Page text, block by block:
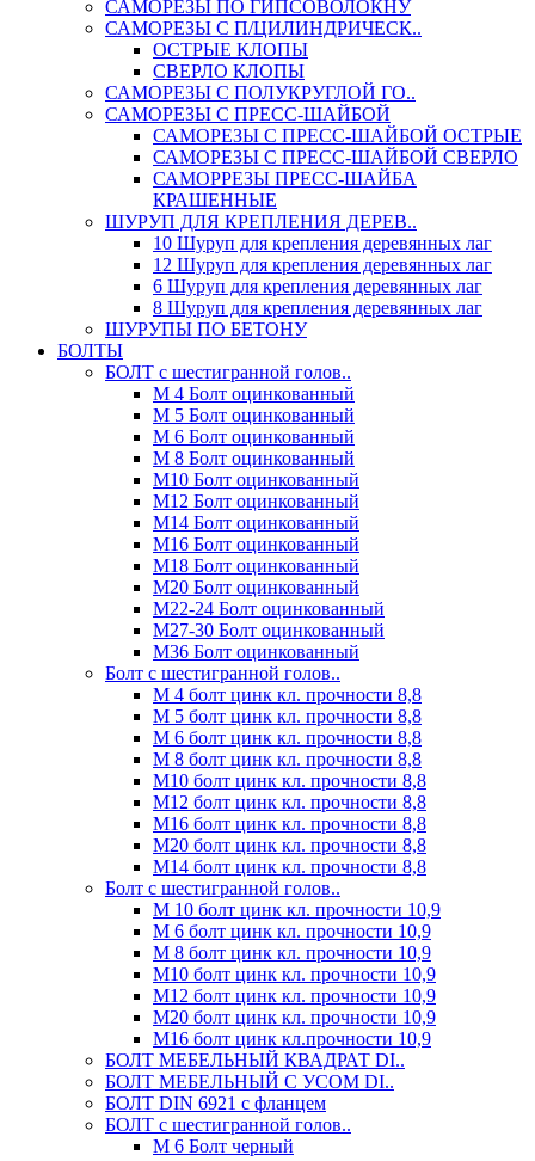
САМОРЕЗЫ ПО ГИПСОВОЛОКНУ
САМОРЕЗЫ С П/ЦИЛИНДРИЧЕСК..
ОСТРЫЕ КЛОПЫ
СВЕРЛО КЛОПЫ
САМОРЕЗЫ С ПОЛУКРУГЛОЙ ГО..
САМОРЕЗЫ С ПРЕСС-ШАЙБОЙ
САМОРЕЗЫ С ПРЕСС-ШАЙБОЙ ОСТРЫЕ
САМОРЕЗЫ С ПРЕСС-ШАЙБОЙ СВЕРЛО
САМОРРЕЗЫ ПРЕСС-ШАЙБА
КРАШЕННЫЕ
ШУРУП ДЛЯ КРЕПЛЕНИЯ ДЕРЕВ..
10 Шуруп для крепления деревянных лаг
12 Шуруп для крепления деревянных лаг
6 Шуруп для крепления деревянных лаг
8 Шуруп для крепления деревянных лаг
ШУРУПЫ ПО БЕТОНУ
БОЛТЫ
БОЛТ с шестигранной голов..
М 4 Болт оцинкованный
М 5 Болт оцинкованный
М 6 Болт оцинкованный
М 8 Болт оцинкованный
М10 Болт оцинкованный
М12 Болт оцинкованный
М14 Болт оцинкованный
М16 Болт оцинкованный
М18 Болт оцинкованный
М20 Болт оцинкованный
М22-24 Болт оцинкованный
М27-30 Болт оцинкованный
М36 Болт оцинкованный
Болт с шестигранной голов..
М 4 болт цинк кл. прочности 8,8
М 5 болт цинк кл. прочности 8,8
М 6 болт цинк кл. прочности 8,8
М 8 болт цинк кл. прочности 8,8
М10 болт цинк кл. прочности 8,8
М12 болт цинк кл. прочности 8,8
М16 болт цинк кл. прочности 8,8
М20 болт цинк кл. прочности 8,8
М14 болт цинк кл. прочности 8,8
Болт с шестигранной голов..
М 10 болт цинк кл. прочности 10,9
М 6 болт цинк кл. прочности 10,9
М 8 болт цинк кл. прочности 10,9
М10 болт цинк кл. прочности 10,9
М12 болт цинк кл. прочности 10,9
М20 болт цинк кл. прочности 10,9
М16 болт цинк кл.прочности 10,9
БОЛТ МЕБЕЛЬНЫЙ КВАДРАТ DI..
БОЛТ МЕБЕЛЬНЫЙ С УСОМ DI..
БОЛТ DIN 6921 c фланцем
БОЛТ с шестигранной голов..
М 6 Болт черный